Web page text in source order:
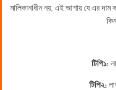
মালিকানাধীন নয়, এই আশায় যে এর দাম
টিপি১:
টিপি২: